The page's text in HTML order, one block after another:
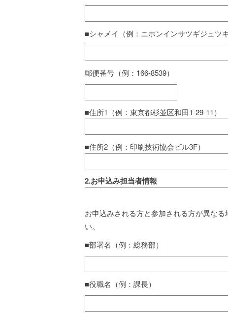
■シャメイ（例：ニホンインサツギジュツ
郵便番号（例：166-8539）
■住所1（例：東京都杉並区和田1-29-11）
■住所2（例：印刷技術協会ビル3F）
2.お申込み担当者情報
お申込みされる方と参加される方が異な
い。
■部署名（例：総務部）
■役職名（例：課長）